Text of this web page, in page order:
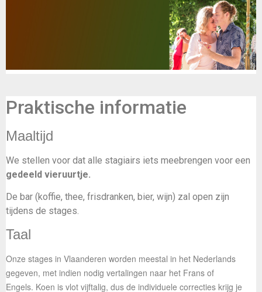
Praktische informatie
Maaltijd
We stellen voor dat alle stagiairs iets meebrengen voor een
gedeeld vieruurtje.
De bar (koffie, thee, frisdranken, bier, wijn) zal open zijn
tijdens de stages.
Taal
Onze stages in Vlaanderen worden meestal in het Nederlands
gegeven, met indien nodig vertalingen naar het Frans of
Engels. Koen is vlot vijftalig, dus de individuele correcties krijg je